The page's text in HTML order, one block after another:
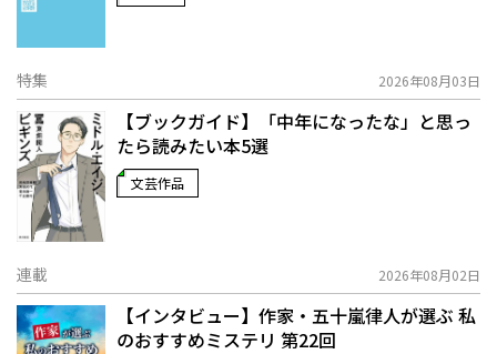
特集 2026年08月03日
【ブックガイド】「中年になったな」と思っ
たら読みたい本5選
文芸作品
連載 2026年08月02日
【インタビュー】作家・五十嵐律人が選ぶ 私
のおすすめミステリ 第22回